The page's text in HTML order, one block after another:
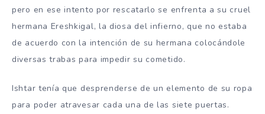
pero en ese intento por rescatarlo se enfrenta a su cruel
hermana Ereshkigal, la diosa del infierno, que no estaba
de acuerdo con la intención de su hermana colocándole
diversas trabas para impedir su cometido.
Ishtar tenía que desprenderse de un elemento de su ropa
para poder atravesar cada una de las siete puertas.